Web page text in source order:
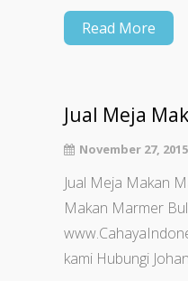
Read More
Jual Meja
November 27, 2015
Jual Meja Makan
Makan Marmer
kami Hubungi